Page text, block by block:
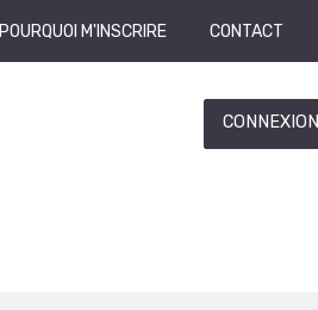
POURQUOI M'INSCRIRE CONTACT
CONNEXION